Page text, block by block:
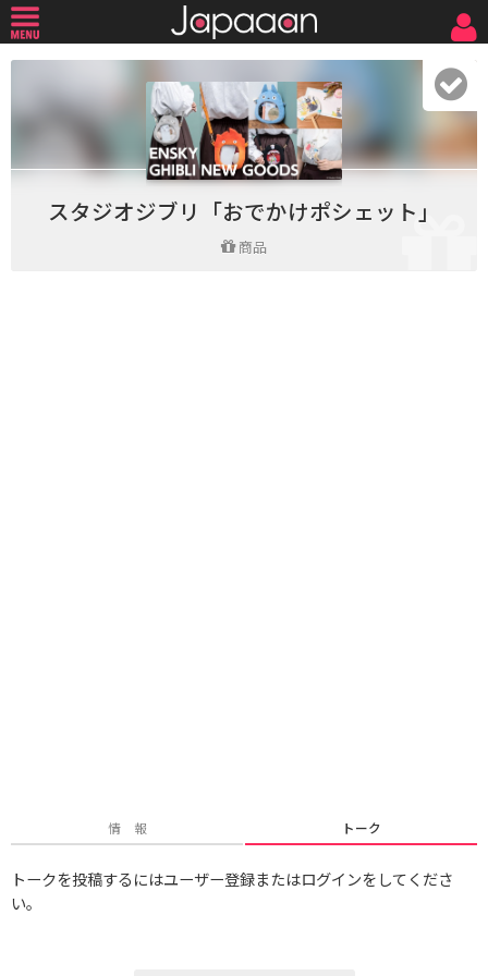
スタジオジブリ「おでかけポシェット」
商品
情 報 トーク
トークを投稿するにはユーザー登録またはログインをしてくださ
い。